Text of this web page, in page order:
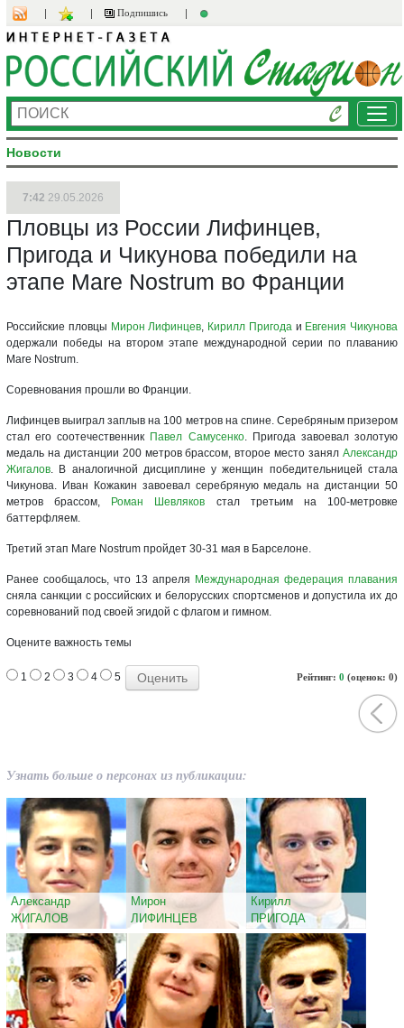
Подпишись
Новости
7:42 29.05.2026
Пловцы из России Лифинцев,
Пригода и Чикунова победили на
этапе Mare Nostrum во Франции
Российские пловцы Мирон Лифинцев, Кирилл Пригодаи Евгения Чикунова
одержали победы на втором этапе международной серии по плаванию
Mare Nostrum.
Соревнования прошли во Франции.
Лифинцев выиграл заплыв на 100 метров на спине. Серебряным призером
стал его соотечественник Павел Самусенко. Пригода завоевал золотую
медаль на дистанции 200 метров брассом, второе место занял Александр
Жигалов. В аналогичной дисциплине у женщин победительницей стала
Чикунова. Иван Кожакин завоевал серебряную медаль на дистанции 50
метров брассом,
Роман Шевляков стал третьим на 100-метровке
баттерфляем.
Третий этап Mare Nostrum пройдет 30-31 мая в Барселоне.
Ранее сообщалось, что 13 апреля Международная федерация плавания
сняла санкции с российских и белорусских спортсменов и допустила их до
соревнований под своей эгидой с флагом и гимном.
Оцените важность темы
Рейтинг: 0 (оценок: 0)
1 2 3 4 5
Узнать больше о персонах из публикации:
Александр
ЖИГАЛОВ
Мирон
ЛИФИНЦЕВ
Кирилл
ПРИГОДА